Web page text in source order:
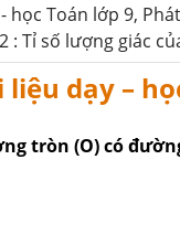
học Toán lớp 9,
: Tỉ số lượng giác
dạy –
tròn (O) có